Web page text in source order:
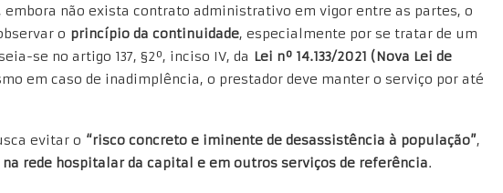
embora não exista contrato administrativo em vigor entre as partes, o
o princípio da continuidade, especialmente por se tratar de um
se no artigo 137, §2º, inciso IV, da Lei nº 14.133/2021 (Nova Lei de
em caso de inadimplência, o prestador deve manter o serviço por até
evitar o “risco concreto e iminente de desassistência à população”,
na rede hospitalar da capital e em outros serviços de referência.